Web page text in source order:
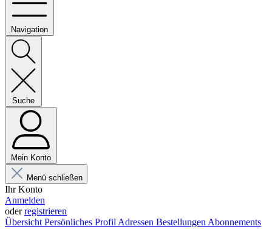
Navigation
Suche
Mein Konto
Menü schließen
Ihr Konto
Anmelden
oderregistrieren
Übersicht Persönliches Profil Adressen Bestellungen Abonnements